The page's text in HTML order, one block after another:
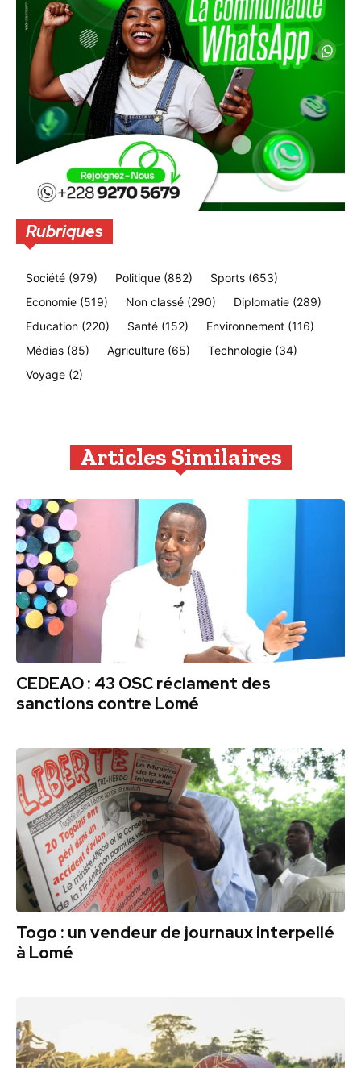
Rubriques
Société (979) Politique (882) Sports (653)
Economie (519) Non classé (290) Diplomatie (289)
Education (220) Santé (152) Environnement (116)
Médias (85) Agriculture (65) Technologie (34)
Voyage (2)
Articles Similaires
CEDEAO : 43 OSC réclament des
sanctions contre Lomé
Togo : un vendeur de journaux interpellé
à Lomé